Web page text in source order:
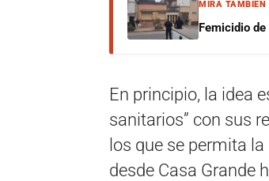
MIRÁ TAMBIÉN
Femicidio
En principio, la idea
sanitarios” con sus
los que se permita
desde Casa Grande